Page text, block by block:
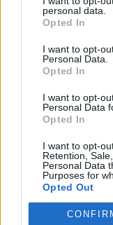
personal data.
Opted In
I want to opt-
Personal Data.
Opted In
I want to opt-
Personal Data
Opted In
I want to opt-
Retention,
Personal Data
Purposes for
Opted Out
Jie padeda
dizainerė.
Į Klaipėdą iš
grįžusi Karina